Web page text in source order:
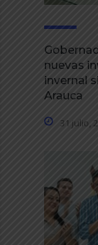
nuevas
invernal
Arauca
31 julio,